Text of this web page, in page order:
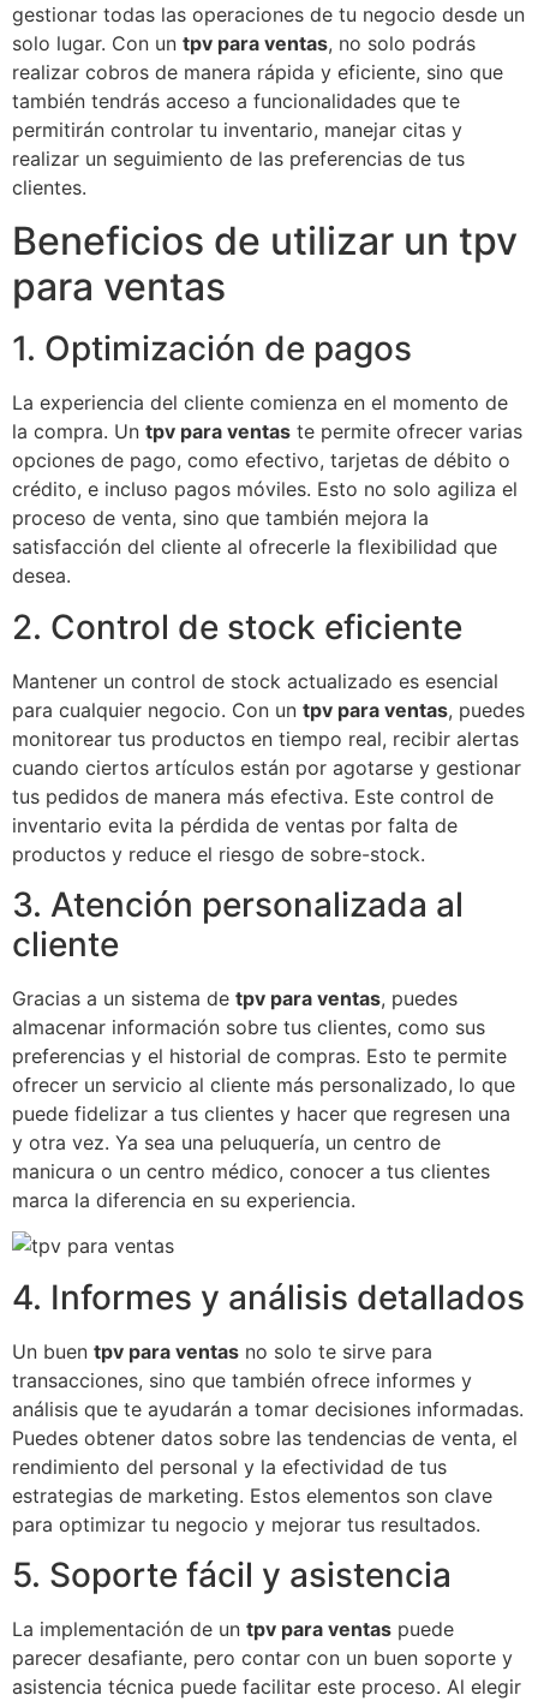
gestionar todas las operaciones de tu negocio desde un
solo lugar. Con un tpv para ventas, no solo podrás
realizar cobros de manera rápida y eficiente, sino que
también tendrás acceso a funcionalidades que te
permitirán controlar tu inventario, manejar citas y
realizar un seguimiento de las preferencias de tus
clientes.
Beneficios de utilizar un tpv
para ventas
1. Optimización de pagos
La experiencia del cliente comienza en el momento de
la compra. Un tpv para ventas te permite ofrecer varias
opciones de pago, como efectivo, tarjetas de débito o
crédito, e incluso pagos móviles. Esto no solo agiliza el
proceso de venta, sino que también mejora la
satisfacción del cliente al ofrecerle la flexibilidad que
desea.
2. Control de stock eficiente
Mantener un control de stock actualizado es esencial
para cualquier negocio. Con un tpv para ventas, puedes
monitorear tus productos en tiempo real, recibir alertas
cuando ciertos artículos están por agotarse y gestionar
tus pedidos de manera más efectiva. Este control de
inventario evita la pérdida de ventas por falta de
productos y reduce el riesgo de sobre-stock.
3. Atención personalizada al
cliente
Gracias a un sistema de tpv para ventas, puedes
almacenar información sobre tus clientes, como sus
preferencias y el historial de compras. Esto te permite
ofrecer un servicio al cliente más personalizado, lo que
puede fidelizar a tus clientes y hacer que regresen una
y otra vez. Ya sea una peluquería, un centro de
manicura o un centro médico, conocer a tus clientes
marca la diferencia en su experiencia.
4. Informes y análisis detallados
Un buen tpv para ventas no solo te sirve para
transacciones, sino que también ofrece informes y
análisis que te ayudarán a tomar decisiones informadas.
Puedes obtener datos sobre las tendencias de venta, el
rendimiento del personal y la efectividad de tus
estrategias de marketing. Estos elementos son clave
para optimizar tu negocio y mejorar tus resultados.
5. Soporte fácil y asistencia
La implementación de un tpv para ventas puede
parecer desafiante, pero contar con un buen soporte y
asistencia técnica puede facilitar este proceso. Al elegir